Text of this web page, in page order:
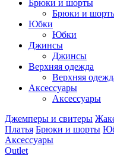
Брюки и шорты
Брюки и
Юбки
Юбки
Джинсы
Джинсы
Верхняя одежда
Верхняя
Аксессуары
Аксессуары
Джемперы и свитеры
Платья Брюки и шорты
Аксессуары
Outlet